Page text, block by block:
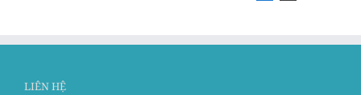
LIÊN HỆ